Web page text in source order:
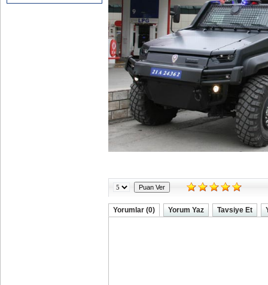
Yorumlar (0) Yorum Yaz Tavsiye Et